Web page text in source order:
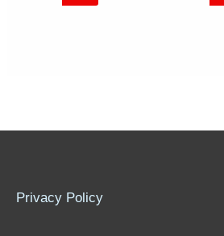
Privacy Policy